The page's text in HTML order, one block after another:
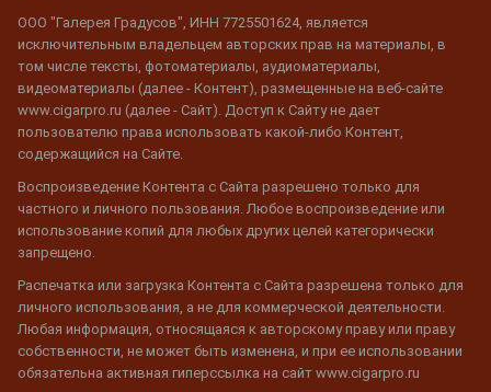
ООО "Галерея Градусов", ИНН 7725501624, является
исключительным владельцем авторских прав на материалы, в
том числе тексты, фотоматериалы, аудиоматериалы,
видеоматериалы (далее - Контент), размещенные на веб-сайте
www.cigarpro.ru (далее - Сайт). Доступ к Сайту не дает
пользователю права использовать какой-либо Контент,
содержащийся на Сайте.
Воспроизведение Контента с Сайта разрешено только для
частного и личного пользования. Любое воспроизведение или
использование копий для любых других целей категорически
запрещено.
Распечатка или загрузка Контента с Сайта разрешена только для
личного использования, а не для коммерческой деятельности.
Любая информация, относящаяся к авторскому праву или праву
собственности, не может быть изменена, и при ее использовании
обязательна активная гиперссылка на сайт www.cigarpro.ru